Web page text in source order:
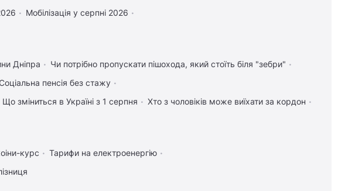
Мобілізація у серпні 2026
Дніпра
Чи потрібно пропускати пішохода, який стоїть біля "зебри"
пенсія без стажу
Що зміниться в Україні з 1 серпня
Хто з чоловіків може виїхати за кордон
курс
Тарифи на електроенергію